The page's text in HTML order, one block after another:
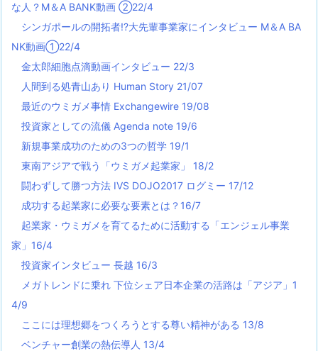
な人？M＆A BANK動画 ②22/4
シンガポールの開拓者!?大先輩事業家にインタビュー M＆A BA
NK動画①22/4
金太郎細胞点滴動画インタビュー 22/3
人間到る処青山あり Human Story 21/07
最近のウミガメ事情 Exchangewire 19/08
投資家としての流儀 Agenda note 19/6
新規事業成功のための3つの哲学 19/1
東南アジアで戦う「ウミガメ起業家」 18/2
闘わずして勝つ方法 IVS DOJO2017 ログミー 17/12
成功する起業家に必要な要素とは？16/7
起業家・ウミガメを育てるために活動する「エンジェル事業
家」16/4
投資家インタビュー 長越 16/3
メガトレンドに乗れ 下位シェア日本企業の活路は「アジア」1
4/9
ここには理想郷をつくろうとする尊い精神がある 13/8
ベンチャー創業の熱伝導人 13/4